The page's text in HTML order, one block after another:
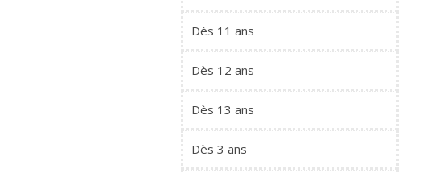
Dès 11 ans
Dès 12 ans
Dès 13 ans
Dès 3 ans